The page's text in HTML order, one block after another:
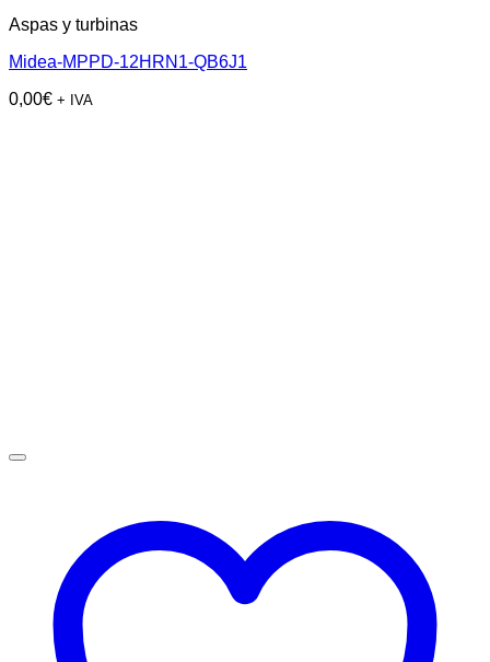
Aspas y turbinas
Midea-MPPD-12HRN1-QB6J1
0,00€ + IVA